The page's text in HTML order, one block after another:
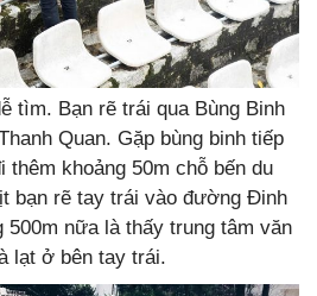
tìm. Bạn rẽ trái qua Bùng Binh
Quan. Gặp bùng binh tiếp
thêm khoảng 50m chỗ bến du
bạn rẽ tay trái vào đường Đinh
500m nữa là thấy trung tâm văn
lạt ở bên tay trái.